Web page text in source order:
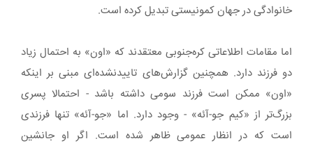
خانوادگی در جهان کمونیستی تبدیل کرده است.
اما مقامات اطلاعاتی کره‌جنوبی معتقدند که «اون» به احتمال زیاد
دو فرزند دارد. همچنین گزارش‌های تاییدنشده‌ای مبنی بر اینکه
«اون» ممکن است فرزند سومی داشته باشد - احتمالا پسری
بزرگ‌تر از «کیم جو-آئه» - وجود دارد. اما «جو-آئه» تنها فرزندی
است که در انظار عمومی ظاهر شده است. اگر او جانشین